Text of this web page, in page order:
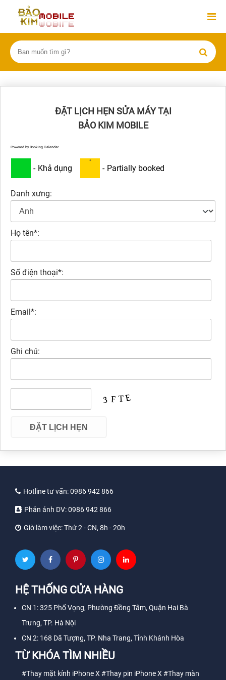
ĐẶT LỊCH HẸN SỬA MÁY TẠI
BẢO KIM MOBILE
Powered by Booking Calendar
- Khả dụng
·
- Partially booked
Danh xưng:
Họ tên*:
Số điện thoại*:
Email*:
Ghi chú:
Hotline tư vấn:0986 942 866
Phản ánh DV:0986 942 866
Giờ làm việc:Thứ 2 - CN, 8h - 20h
HỆ THỐNG CỬA HÀNG
CN 1: 325 Phố Vọng, Phường Đồng Tâm, Quận Hai Bà
Trưng, TP. Hà Nội
CN 2: 168 Dã Tượng, TP. Nha Trang, Tỉnh Khánh Hòa
TỪ KHÓA TÌM NHIỀU
#Thay mặt kính iPhone X #Thay pin iPhone X #Thay màn